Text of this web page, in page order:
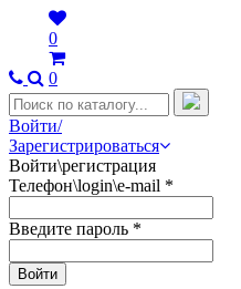
0
0
Войти/
Зарегистрироваться
Войти\регистрация
Телефон\login\e-mail *
Введите пароль *